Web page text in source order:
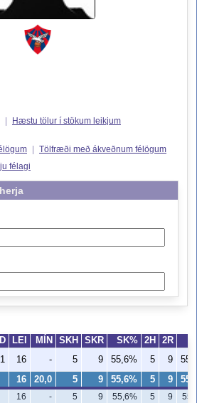
Hæstu tölur í stökum leikjum
Tölfræði með ákveðnum félögum
félagi
LEI MÍN SKH SKR SK% 2H 2R
16 - 5 9 55,6% 5 9
16 20,0 5 9 55,6% 5 9
16 - 5 9 55,6% 5 9